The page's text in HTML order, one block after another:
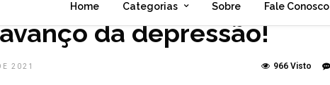
Home Categorias Sobre Fale Conosco
da depressão!
2021 966 Visto